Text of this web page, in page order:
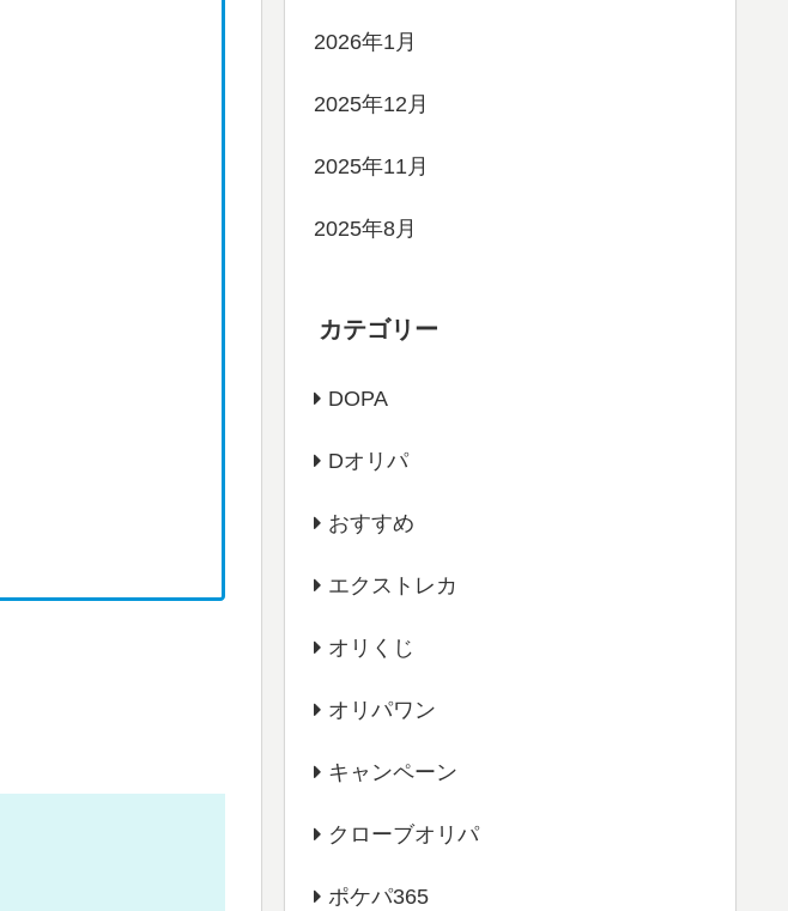
2026年1月
2025年12月
2025年11月
2025年8月
カテゴリー
DOPA
Dオリパ
おすすめ
エクストレカ
オリくじ
オリパワン
キャンペーン
クローブオリパ
ポケパ365